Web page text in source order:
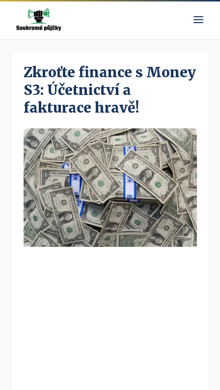
Zkroťte finance s Money
S3: Účetnictví a
fakturace hravě!